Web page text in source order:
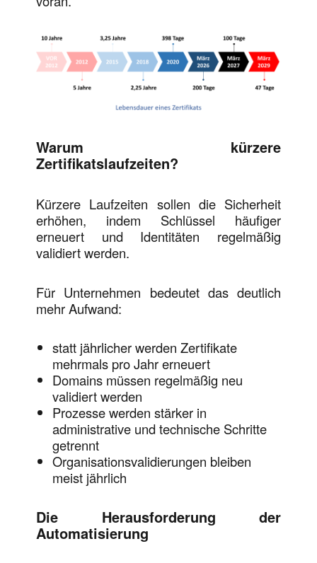
Warum kürzere
Zertifikatslaufzeiten?
Kürzere Laufzeiten sollen die Sicherheit
erhöhen, indem Schlüssel häufiger
erneuert und Identitäten regelmäßig
validiert werden.
Für Unternehmen bedeutet das deutlich
mehr Aufwand:
statt jährlicher werden Zertifikate
mehrmals pro Jahr erneuert
Domains müssen regelmäßig neu
validiert werden
Prozesse werden stärker in
administrative und technische Schritte
getrennt
Organisationsvalidierungen bleiben
meist jährlich
Die Herausforderung der
Automatisierung